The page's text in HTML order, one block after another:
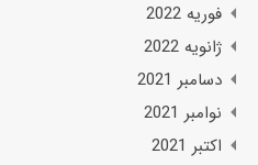
فوریه 2022
ژانویه 2022
دسامبر 2021
نوامبر 2021
اکتبر 2021